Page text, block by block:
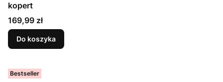
kopert
Cena
169,99 zł
Do koszyka
Bestseller